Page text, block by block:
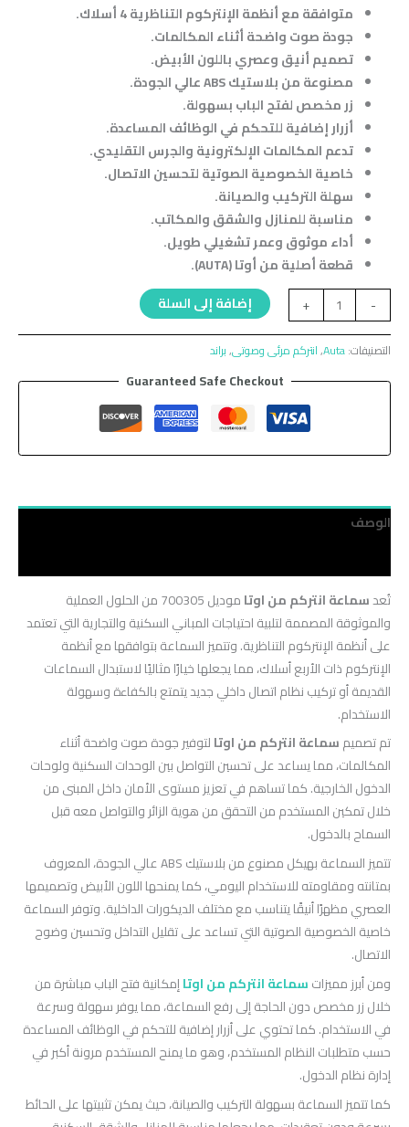
متوافقة مع أنظمة الإنتركوم التناظرية 4 أسلاك.
جودة صوت واضحة أثناء المكالمات.
تصميم أنيق وعصري باللون الأبيض.
مصنوعة من بلاستيك ABS عالي الجودة.
زر مخصص لفتح الباب بسهولة.
أزرار إضافية للتحكم في الوظائف المساعدة.
تدعم المكالمات الإلكترونية والجرس التقليدي.
خاصية الخصوصية الصوتية لتحسين الاتصال.
سهلة التركيب والصيانة.
مناسبة للمنازل والشقق والمكاتب.
أداء موثوق وعمر تشغيلي طويل.
قطعة أصلية من أوتا (AUTA).
-
+ إضافة إلى السلة
التصنيفات:Auta
,انتركم مرئى وصوتى,براند
Guaranteed Safe Checkout
الوصف
تُعدسماعة انتركم من اوتا
موديل 700305 من الحلول العملية
والموثوقة المصممة لتلبية احتياجات المباني السكنية والتجارية التي تعتمد
على أنظمة الإنتركوم التناظرية. وتتميز السماعة بتوافقها مع أنظمة
الإنتركوم ذات الأربع أسلاك، مما يجعلها خيارًا مثاليًا لاستبدال السماعات
القديمة أو تركيب نظام اتصال داخلي جديد يتمتع بالكفاءة وسهولة
الاستخدام.
تم تصميمسماعة انتركم من اوتالتوفير جودة صوت واضحة أثناء
المكالمات، مما يساعد على تحسين التواصل بين الوحدات السكنية ولوحات
الدخول الخارجية. كما تساهم في تعزيز مستوى الأمان داخل المبنى من
خلال تمكين المستخدم من التحقق من هوية الزائر والتواصل معه قبل
السماح بالدخول.
تتميز السماعة بهيكل مصنوع من بلاستيك ABS عالي الجودة، المعروف
بمتانته ومقاومته للاستخدام اليومي، كما يمنحها اللون الأبيض وتصميمها
العصري مظهرًا أنيقًا يتناسب مع مختلف الديكورات الداخلية. وتوفر السماعة
خاصية الخصوصية الصوتية التي تساعد على تقليل التداخل وتحسين وضوح
الاتصال.
ومن أبرز مميزاتسماعة انتركم من اوتاإمكانية فتح الباب مباشرة من
خلال زر مخصص دون الحاجة إلى رفع السماعة، مما يوفر سهولة وسرعة
في الاستخدام. كما تحتوي على أزرار إضافية للتحكم في الوظائف المساعدة
حسب متطلبات النظام المستخدم، وهو ما يمنح المستخدم مرونة أكبر في
إدارة نظام الدخول.
كما تتميز السماعة بسهولة التركيب والصيانة، حيث يمكن تثبيتها على الحائط